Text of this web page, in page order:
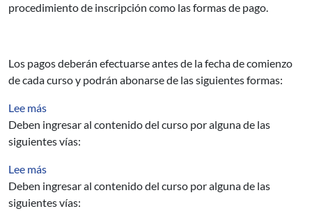
procedimiento de inscripción como las formas de pago.
Los pagos deberán efectuarse antes de la fecha de comienzo
de cada curso y podrán abonarse de las siguientes formas:
Lee mássobre ¿Cuál es el costo de un curso?
Deben ingresar al contenido del curso por alguna de las
siguientes vías:
Lee mássobre ¿En qué horario se dicta un determinado curso?
Deben ingresar al contenido del curso por alguna de las
siguientes vías: